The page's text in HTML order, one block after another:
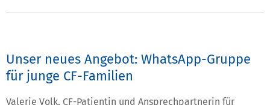
Unser neues Angebot: WhatsApp-Gruppe
für junge CF-Familien
Valerie Volk, CF-Patientin und Ansprechpartnerin für